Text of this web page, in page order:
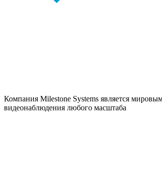
Компания Milestone Systems является
видеонаблюдения любого масштаба